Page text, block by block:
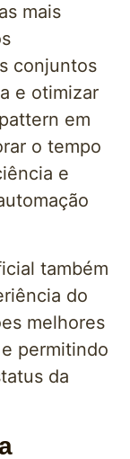
mais
conjuntos
e otimizar
em
o tempo
e
também
do
melhores
permitindo
da